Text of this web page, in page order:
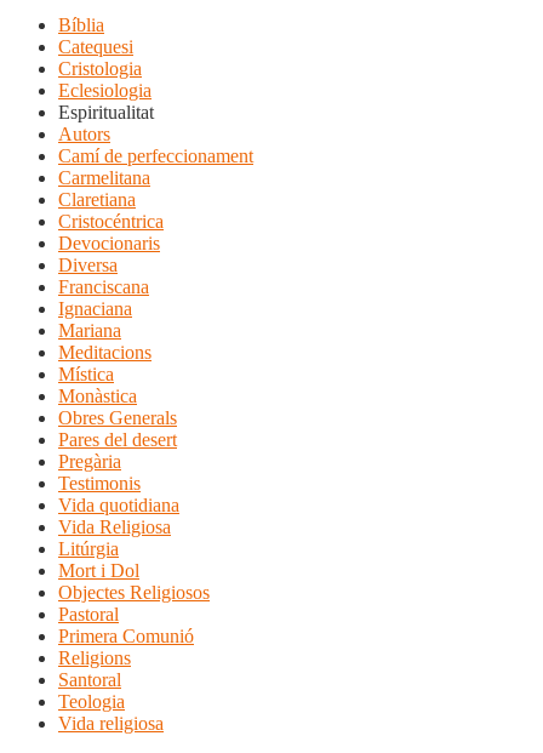
Bíblia
Catequesi
Cristologia
Eclesiologia
Espiritualitat
Autors
Camí de perfeccionament
Carmelitana
Claretiana
Cristocéntrica
Devocionaris
Diversa
Franciscana
Ignaciana
Mariana
Meditacions
Mística
Monàstica
Obres Generals
Pares del desert
Pregària
Testimonis
Vida quotidiana
Vida Religiosa
Litúrgia
Mort i Dol
Objectes Religiosos
Pastoral
Primera Comunió
Religions
Santoral
Teologia
Vida religiosa